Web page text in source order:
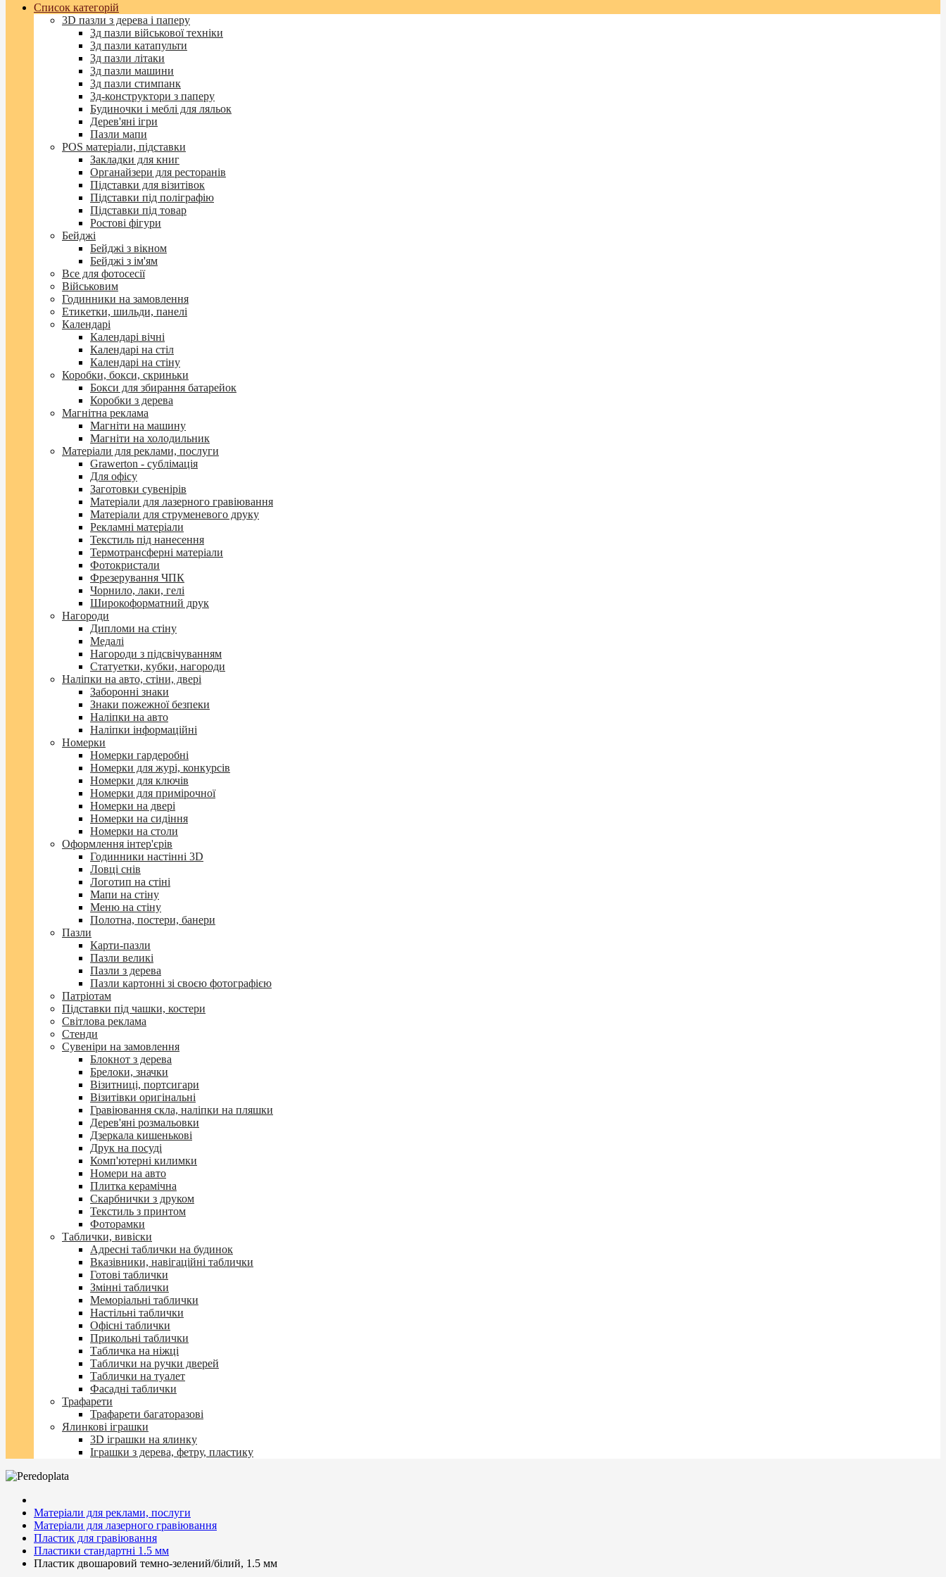
Список категорій
3D пазли з дерева і паперу
3д пазли військової техніки
3д пазли катапульти
3д пазли літаки
3д пазли машини
3д пазли стимпанк
3д-конструктори з паперу
Будиночки і меблі для ляльок
Дерев'яні ігри
Пазли мапи
POS матеріали, підставки
Закладки для книг
Органайзери для ресторанів
Підставки для візитівок
Підставки під поліграфію
Підставки під товар
Ростові фігури
Бейджі
Бейджі з вікном
Бейджі з ім'ям
Все для фотосесії
Військовим
Годинники на замовлення
Етикетки, шильди, панелі
Календарі
Календарі вічні
Календарі на стіл
Календарі на стіну
Коробки, бокси, скриньки
Бокси для збирання батарейок
Коробки з дерева
Магнітна реклама
Магніти на машину
Магніти на холодильник
Матеріали для реклами, послуги
Grawerton - сублімація
Для офісу
Заготовки сувенірів
Матеріали для лазерного гравіювання
Матеріали для струменевого друку
Рекламні матеріали
Текстиль під нанесення
Термотрансферні матеріали
Фотокристали
Фрезерування ЧПК
Чорнило, лаки, гелі
Широкоформатний друк
Нагороди
Дипломи на стіну
Медалі
Нагороди з підсвічуванням
Статуетки, кубки, нагороди
Наліпки на авто, стіни, двері
Заборонні знаки
Знаки пожежної безпеки
Наліпки на авто
Наліпки інформаційні
Номерки
Номерки гардеробні
Номерки для журі, конкурсів
Номерки для ключів
Номерки для примірочної
Номерки на двері
Номерки на сидіння
Номерки на столи
Оформлення інтер'єрів
Годинники настінні 3D
Ловці снів
Логотип на стіні
Мапи на стіну
Меню на стіну
Полотна, постери, банери
Пазли
Карти-пазли
Пазли великі
Пазли з дерева
Пазли картонні зі своєю фотографією
Патріотам
Підставки під чашки, костери
Світлова реклама
Стенди
Сувеніри на замовлення
Блокнот з дерева
Брелоки, значки
Візитниці, портсигари
Візитівки оригінальні
Гравіювання скла, наліпки на пляшки
Дерев'яні розмальовки
Дзеркала кишенькові
Друк на посуді
Комп'ютерні килимки
Номери на авто
Плитка керамічна
Скарбнички з друком
Текстиль з принтом
Фоторамки
Таблички, вивіски
Адресні таблички на будинок
Вказівники, навігаційні таблички
Готові таблички
Змінні таблички
Меморіальні таблички
Настільні таблички
Офісні таблички
Прикольні таблички
Табличка на ніжці
Таблички на ручки дверей
Таблички на туалет
Фасадні таблички
Трафарети
Трафарети багаторазові
Ялинкові іграшки
3D іграшки на ялинку
Іграшки з дерева, фетру, пластику
Матеріали для реклами, послуги
Матеріали для лазерного гравіювання
Пластик для гравіювання
Пластики стандартні 1.5 мм
Пластик двошаровий темно-зелений/білий, 1.5 мм